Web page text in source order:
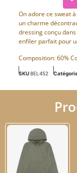
On adore ce sweat
un charme
dressing conçu
enfiler parfait pour
Composition: 60%
SKU8EL452